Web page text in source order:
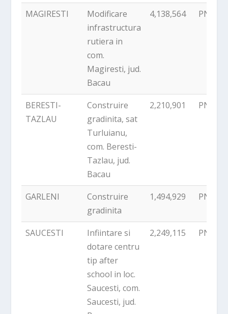
MAGIRESTI
Modificare
infrastructura
rutiera in
com.
Magiresti, jud.
Bacau
4,138,564 PNDR
BERESTI-
TAZLAU
Construire
gradinita, sat
Turluianu,
com. Beresti-
Tazlau, jud.
Bacau
2,210,901 PNDR
GARLENI
Construire
gradinita
1,494,929 PNDR
SAUCESTI
Infiintare si
dotare centru
tip after
school in loc.
Saucesti, com.
Saucesti, jud.
2,249,115 PNDR